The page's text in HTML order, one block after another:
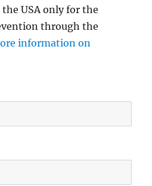
USA only for the
through the
information on